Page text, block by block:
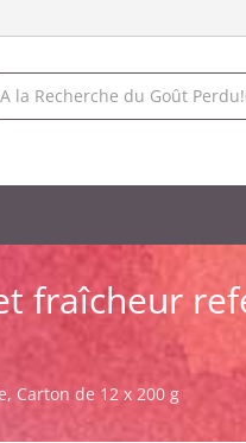
fraîcheur
Carton de 12 x 200 g